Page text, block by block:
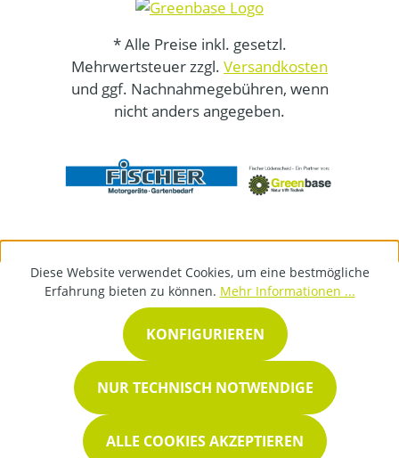
* Alle Preise inkl. gesetzl.
Mehrwertsteuer zzgl. Versandkosten
und ggf. Nachnahmegebühren, wenn
nicht anders angegeben.
Diese Website verwendet Cookies, um eine bestmögliche
Erfahrung bieten zu können. Mehr Informationen ...
NUR TECHNISCH NOTWENDIGE
KONFIGURIEREN
ALLE COOKIES AKZEPTIEREN